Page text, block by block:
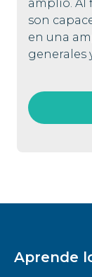
amplio. Al
son
en una
generales
Aprende